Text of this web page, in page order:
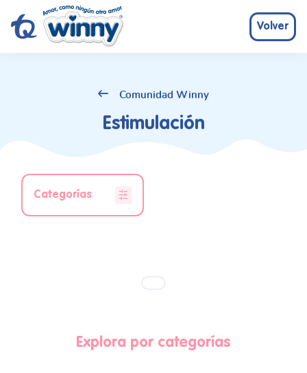
Volver
Comunidad Winny
Estimulación
Categorías
Explora por categorías